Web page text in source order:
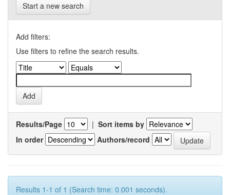
Start a new search
Add filters:
Use filters to refine the search results.
Results/Page | Sort items by
In order
Authors/record
Results 1-1 of 1 (Search time: 0.001 seconds).